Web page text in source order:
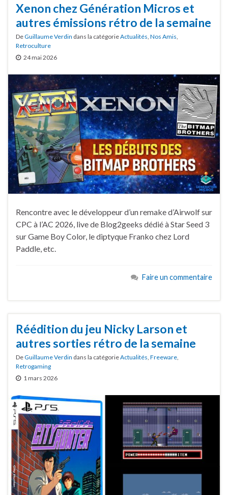
Xenon chez Génération Micros et
autres émissions rétro de la semaine
DeGuillaume Verdin dans la catégorieActualités, Nos Amis,
Retroculture
24 mai 2026
Rencontre avec le développeur d’un remake d’Airwolf sur
CPC à l’AC 2026, live de Blog2geeks dédié à Star Seed 3
sur Game Boy Color, le diptyque Franko chez Lord
Paddle, etc.
Faire un commentaire
Réédition du jeu Nicky Larson et
autres sorties rétro de la semaine
DeGuillaume Verdin dans la catégorieActualités, Freeware,
Retrogaming
1 mars 2026